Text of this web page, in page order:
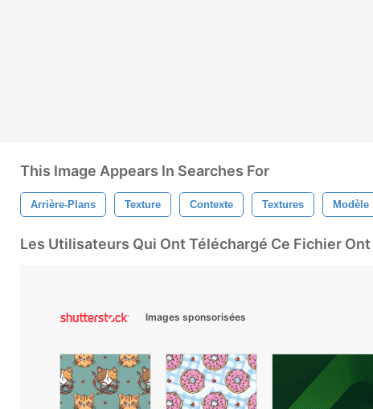
This Image Appears In Searches For
Arrière-Plans Texture Contexte Textures Modèle
Les Utilisateurs Qui Ont Téléchargé Ce Fichier
Images sponsorisées